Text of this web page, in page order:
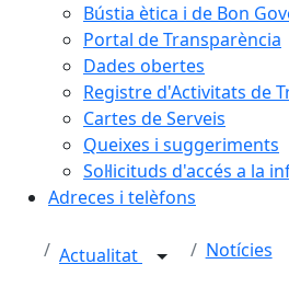
Bústia ètica i de Bon
Portal de Transparència
Dades obertes
Registre d'Activitats de
Cartes de Serveis
Queixes i suggeriments
Sol·licituds d'accés a la
Adreces i telèfons
Actualitat Notícies